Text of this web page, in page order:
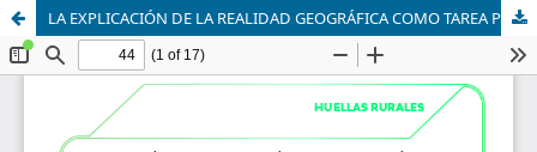
LA EXPLICACIÓN DE LA REALIDAD GEOGRÁFICA COMO TAREA PEDAGÓGICA DE LA GEOGRAFIA ESCOLAR